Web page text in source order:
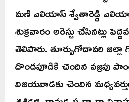
మణి ఎలియాస్ శ్వేతారెడ్డి
శుక్రవారం అరెస్టు చేసినట్లు
తెలిపారు. తూర్పుగోదావరి
దొండపూడికి చెందిన వజ్రపు
విజయవాడకు చెందిన